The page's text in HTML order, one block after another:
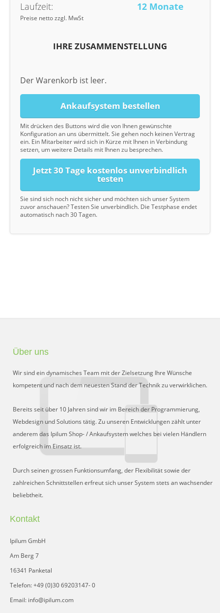
Laufzeit:
12 Monate
Preise netto zzgl. MwSt
IHRE ZUSAMMENSTELLUNG
Der Warenkorb ist leer.
Ankaufsystem bestellen
Mit drücken des Buttons wird die von Ihnen gewünschte
Konfiguration an uns übermittelt. Sie gehen noch keinen Vertrag
ein. Ein Mitarbeiter wird sich in Kürze mit Ihnen in Verbindung
setzen, um weitere Details mit Ihnen zu besprechen.
Jetzt 30 Tage kostenlos unverbindlich
testen
Sie sind sich noch nicht sicher und möchten sich unser System
zuvor anschauen? Testen Sie unverbindlich. Die Testphase endet
automatisch nach 30 Tagen.
Über uns
Wir sind ein dynamisches Team mit der Zielsetzung Ihre Wünsche
kompetent und nach dem neuesten Stand der Technik zu verwirklichen.
Bereits seit über 10 Jahren sind wir im Bereich der Programmierung,
Webdesign und Solutions tätig. Zu unseren Entwicklungen zählt unter
anderem das Ipilum Shop- / Ankaufsystem welches bei vielen Händlern
erfolgreich im Einsatz ist.
Durch seinen grossen Funktionsumfang, der Flexibilität sowie der
zahlreichen Schnittstellen erfreut sich unser System stets an wachsender
beliebtheit.
Kontakt
Ipilum GmbH
Am Berg 7
16341 Panketal
Telefon: +49 (0)30 69203147- 0
Email: info@ipilum.com